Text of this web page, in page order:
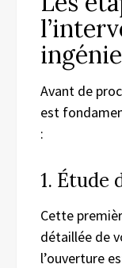
Avant de
est
:
1. Étude
Cette
détaillée de
l’ouverture